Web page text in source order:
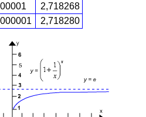
2,718268
2,718280